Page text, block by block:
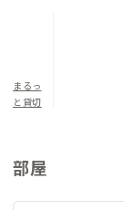
▼寝室について
まるっ
と貸切
部屋